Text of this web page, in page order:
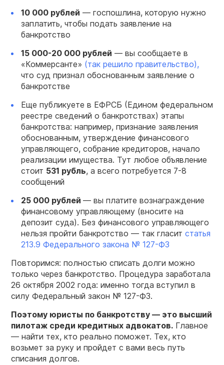
10 000 рублей — госпошлина, которую нужно
заплатить, чтобы подать заявление на
банкротство
15 000-20 000 рублей — вы сообщаете в
«Коммерсанте» (так решило правительство),
что суд признал обоснованным заявление о
банкротстве
Еще публикуете в ЕФРСБ (Едином федеральном
реестре сведений о банкротствах) этапы
банкротства: например, признание заявления
обоснованным, утверждение финансового
управляющего, собрание кредиторов, начало
реализации имущества. Тут любое объявление
стоит 531 рубль, а всего потребуется 7-8
сообщений
25 000 рублей — вы платите вознаграждение
финансовому управляющему (вносите на
депозит суда). Без финансового управляющего
нельзя пройти банкротство — так гласит статья
213.9 Федерального закона № 127-ФЗ
Повторимся: полностью списать долги можно
только через банкротство. Процедура заработала
26 октября 2002 года: именно тогда вступил в
силу Федеральный закон № 127-ФЗ.
Поэтому юристы по банкротству — это высший
пилотаж среди кредитных адвокатов. Главное
— найти тех, кто реально поможет. Тех, кто
возьмет за руку и пройдет с вами весь путь
списания долгов.